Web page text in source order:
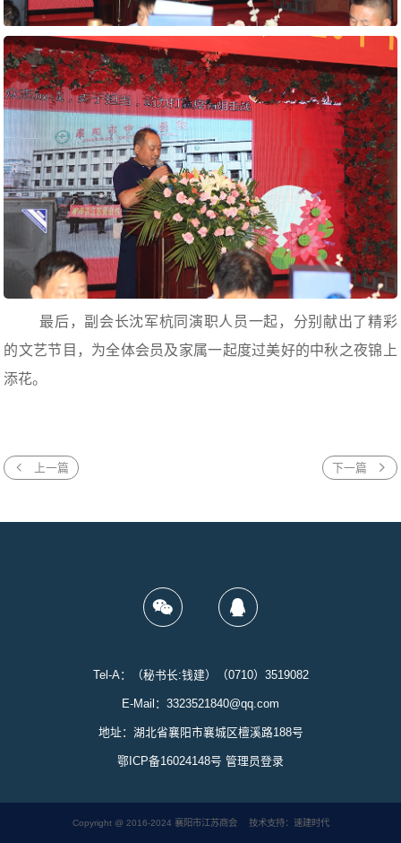
最后，副会长沈军杭同演职人员一起，分别献出了精彩
的文艺节目，为全体会员及家属一起度过美好的中秋之夜锦上
添花。
上一篇 下一篇
Tel-A：（秘书长:钱建）（0710）3519082
E-Mail：3323521840@qq.com
地址：湖北省襄阳市襄城区檀溪路188号
鄂ICP备16024148号 管理员登录
Copyright @ 2016-2024 襄阳市江苏商会 技术支持：速建时代